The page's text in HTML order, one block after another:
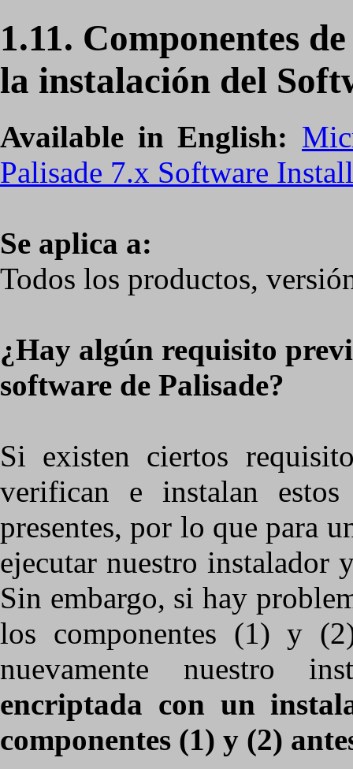
1.11. Componentes
la instalación del
Available in English:
Palisade 7.x Software Install
Se aplica a:
Todos los productos,
¿Hay algún requisito
software de Palisade?
Si existen ciertos
verifican e instalan
presentes, por lo que para
ejecutar nuestro instalador
Sin embargo, si hay
los componentes (1) y
nuevamente nuestro
encriptada con un
componentes (1) y (2)